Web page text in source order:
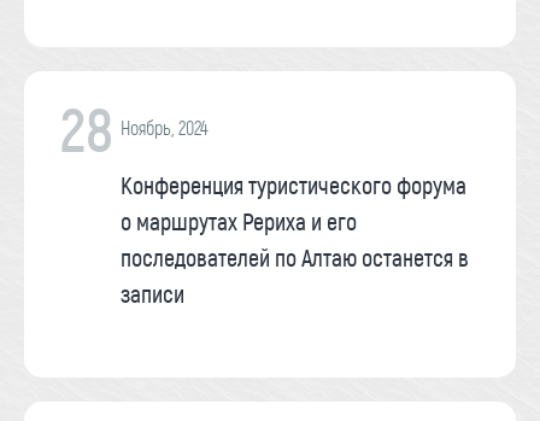
28 Ноябрь, 2024
Конференция туристического форума
о маршрутах Рериха и его
последователей по Алтаю останется в
записи